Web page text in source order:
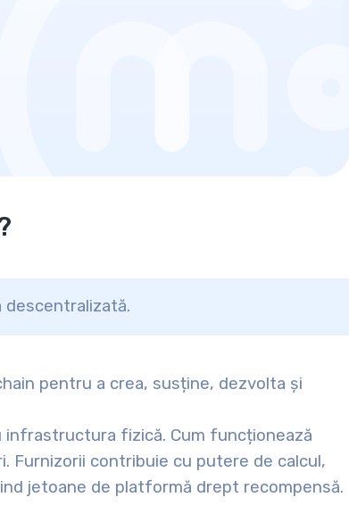
pentru a crea, susține, dezvolta și
infrastructura fizică. Cum funcționează
Furnizorii contribuie cu putere de calcul,
jetoane de platformă drept recompensă.